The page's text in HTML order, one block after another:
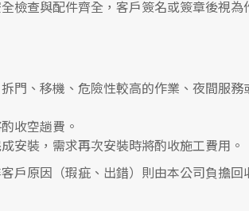
檢查與配件齊全，客戶簽名或簽章後視為
門、移機、危險性較高的作業、夜間服
收空趟費。
安裝，需求再次安裝時將酌收施工費用。
戶原因（瑕疵、出錯）則由本公司負擔回